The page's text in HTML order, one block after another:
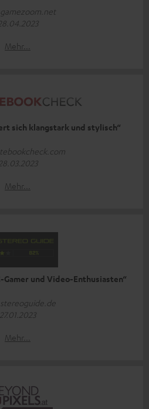
28.04.2023
Mehr...
sich klangstark und stylisch“
28.03.2023
Mehr...
und Video-Enthusiasten“
27.01.2023
Mehr...